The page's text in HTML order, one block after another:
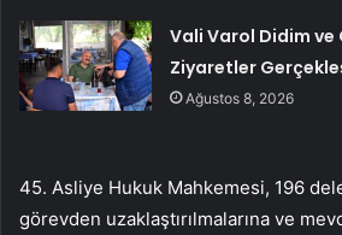
Vali Varol Didim ve
Ziyaretler
Ağustos 8, 2026
45. Asliye Hukuk Mahkemesi, 196
görevden uzaklaştırılmalarına ve